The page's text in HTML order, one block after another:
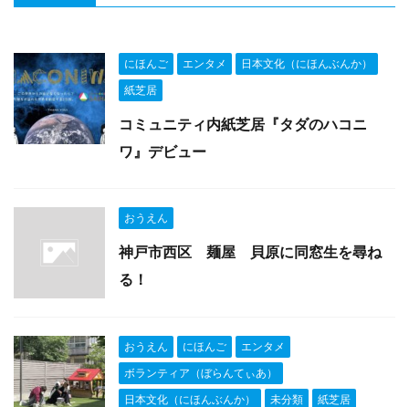
にほんご エンタメ
日本文化（にほんぶんか）
紙芝居
コミュニティ内紙芝居『タダのハコニ
ワ』デビュー
おうえん
神戸市西区 麺屋 貝原に同窓生を尋ね
る！
おうえん にほんご
エンタメ
ボランティア（ぼらんてぃあ）
日本文化（にほんぶんか）
未分類 紙芝居